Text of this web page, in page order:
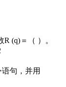
(q)＝（ ）。
句，并用